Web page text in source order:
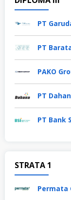
PT
PT
PAKO
PT
PT Bank
STRATA 1
Permata